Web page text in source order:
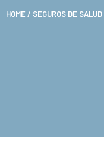
HOME / SEGUROS DE SALUD